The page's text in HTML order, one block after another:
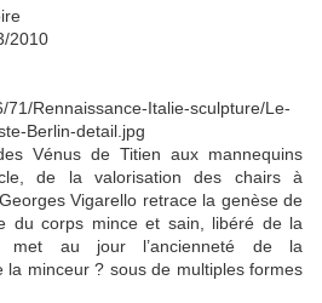
2010
Vénus de Titien aux mannequins
de la valorisation des chairs à
Vigarello retrace la genèse de
du corps mince et sain, libéré de la
au jour l’ancienneté de la
la minceur ? sous de multiples formes